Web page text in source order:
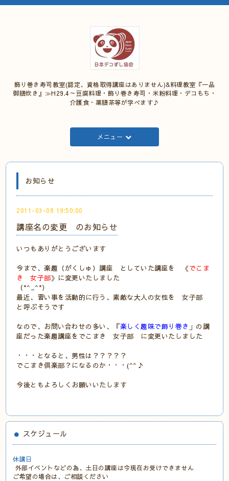
飾り巻き寿司教室(認定、資格取得講座はありません)&料理教室『一品
御膳炊き』≫H29.4～豆腐料理・飾り巻き寿司・米粉料理・デコもち・
介護食・薬膳茶等が学べます♪
メニュー
お知らせ
2011-03-08 19:50:00
講座名の変更 のお知らせ
いつもありがとうございます
今まで、楽趣（がくしゅ）講座 としていた講座を 《でこま
き 女子部》に変更いたしました
（*^_^*）
最近、習い事を活動的に行う、素敵な大人の女性を 女子部
と呼ぶそうです
なので、お問い合わせの多い、『楽しく趣味で飾り巻き 」の講
座だった楽趣講座をでこまき 女子部 に変更いたしました
・・・となると、男性は？？？？？
でこまき倶楽部？になるのか・・・(^^♪
今後ともよろしくお願いいたします
スケジュール
休講日
外部イベントなどの為、土日の講座は今現在お受けできません
ご希望の場合は、ご相談ください